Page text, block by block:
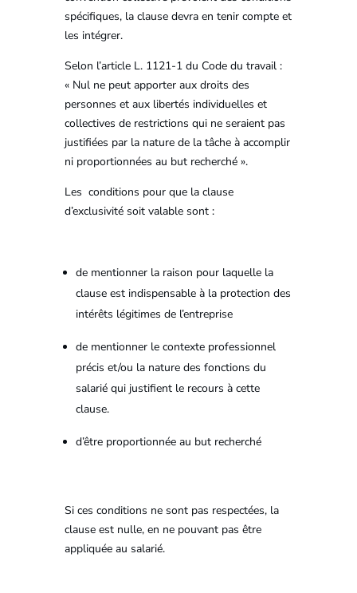
spécifiques, la clause devra en tenir compte et
les intégrer.
Selon l’article L. 1121-1 du Code du travail :
« Nul ne peut apporter aux droits des
personnes et aux libertés individuelles et
collectives de restrictions qui ne seraient pas
justifiées par la nature de la tâche à accomplir
ni proportionnées au but recherché ».
Les conditions pour que la clause
d’exclusivité soit valable sont :
de mentionner la raison pour laquelle la
clause est indispensable à la protection des
intérêts légitimes de l’entreprise
de mentionner le contexte professionnel
précis et/ou la nature des fonctions du
salarié qui justifient le recours à cette
clause.
d’être proportionnée au but recherché
Si ces conditions ne sont pas respectées, la
clause est nulle, en ne pouvant pas être
appliquée au salarié.